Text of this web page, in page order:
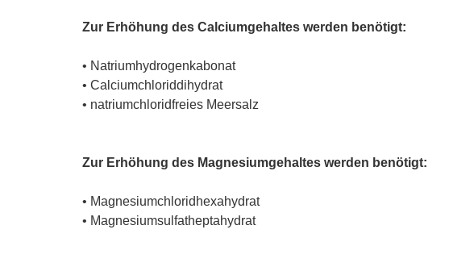
Zur Erhöhung des Calciumgehaltes werden benötigt:
• Natriumhydrogenkabonat
• Calciumchloriddihydrat
• natriumchloridfreies Meersalz
Zur Erhöhung des Magnesiumgehaltes werden benötigt:
• Magnesiumchloridhexahydrat
• Magnesiumsulfatheptahydrat